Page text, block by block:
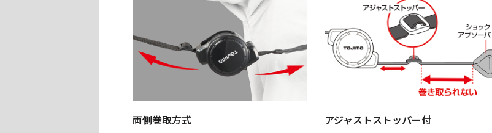
両側巻取方式 アジャストストッパー付